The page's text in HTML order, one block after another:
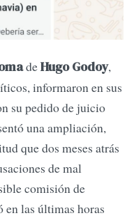
deHugo Godoy,
informaron en sus
su pedido de juicio
una ampliación,
que dos meses atrás
de mal
comisión de
las últimas horas